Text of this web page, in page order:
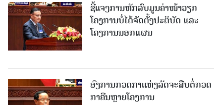
ຊີ້ແຈງການຫັກລົບມູນຄ່າໜ້າວຽກ
ໂຄງການບໍ່ໄດ້ຈັດຕັ້ງປະຕິບັດ ແລະ
ໂຄງການນອກແຜນ
ອົງການກວດກາແຫ່ງລັດຈະສືບຕໍ່ກວດ
ກາຄືນຫຼາຍໂຄງການ